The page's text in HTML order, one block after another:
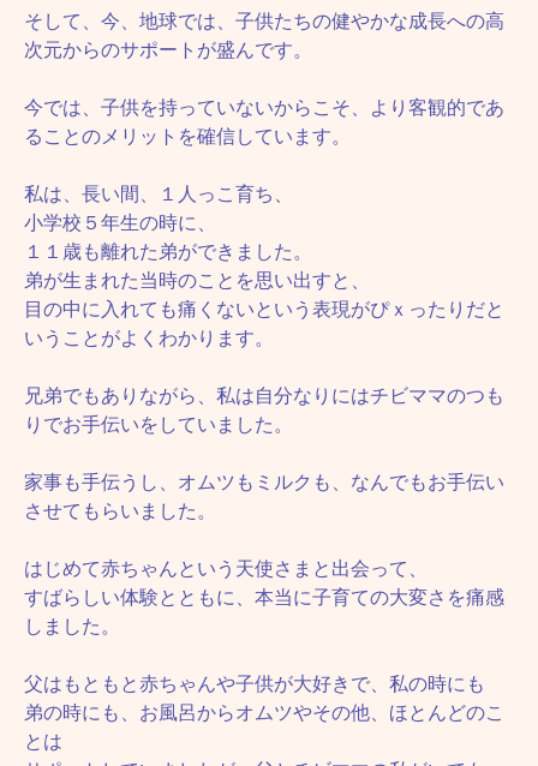
そして、今、地球では、子供たちの健やかな成長への高
次元からのサポートが盛んです。
今では、子供を持っていないからこそ、より客観的であ
ることのメリットを確信しています。
私は、長い間、１人っこ育ち、
小学校５年生の時に、
１１歳も離れた弟ができました。
弟が生まれた当時のことを思い出すと、
目の中に入れても痛くないという表現がぴｘったりだと
いうことがよくわかります。
兄弟でもありながら、私は自分なりにはチビママのつも
りでお手伝いをしていました。
家事も手伝うし、オムツもミルクも、なんでもお手伝い
させてもらいました。
はじめて赤ちゃんという天使さまと出会って、
すばらしい体験とともに、本当に子育ての大変さを痛感
しました。
父はもともと赤ちゃんや子供が大好きで、私の時にも
弟の時にも、お風呂からオムツやその他、ほとんどのこ
とは